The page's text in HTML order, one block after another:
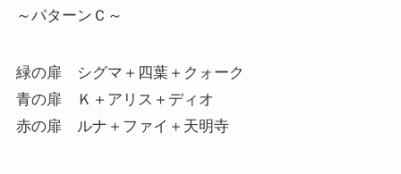
～パターンＣ～
緑の扉 シグマ＋四葉＋クォーク
青の扉 Ｋ＋アリス＋ディオ
赤の扉 ルナ＋ファイ＋天明寺